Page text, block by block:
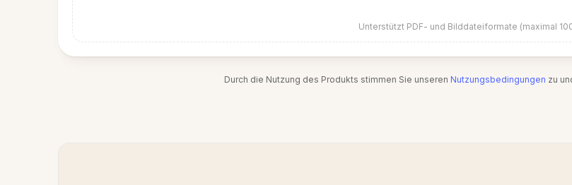
Unterstützt PDF- und Bilddateiformate (maximal
Durch die Nutzung des Produkts stimmen Sie unseren Nutzungsbedingungen zu